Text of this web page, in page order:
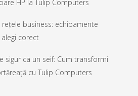
HP la Tulip Computers
business: echipamente
corect
sigur ca un seif: Cum transformi
cu Tulip Computers